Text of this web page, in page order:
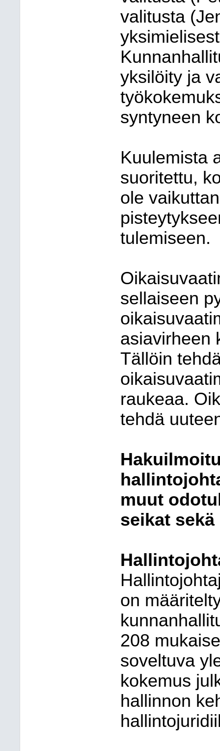
valitusta
yksilöity ja
syntyneen
Kuulemista
suoritettu,
ole
tulemiseen.
sellaiseen
asiavirheen
Tällöin
raukeaa.
tehdä
muut
seikat
on
208
soveltuva
kokemus
hallinnon